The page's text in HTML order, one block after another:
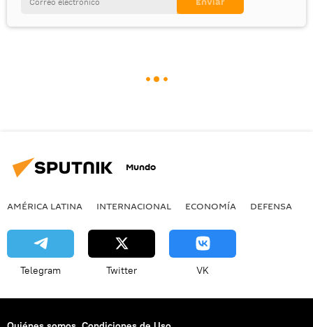
Mundo
AMÉRICA LATINA INTERNACIONAL ECONOMÍA DEFENSA
Telegram Twitter VK